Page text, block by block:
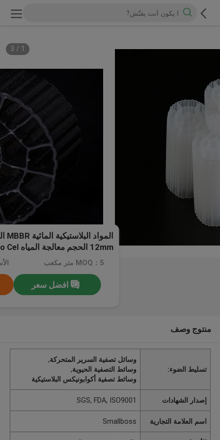
1
/
3
12mm الحجم معالجة المياه Bio Cel للبركة
MOQ：5 متر مكعب
افضل سعر
منتوج وصف
تسليط الضوء:
وسائل تصفية السرير المتحركة,
وسائط التصفية الحيوية,
وسائط تصفية أكوابونيكس البلاستيكية
إصدار الشهادات SGS, FDA, ISO9001
اسم العلامة التجارية Smallboss